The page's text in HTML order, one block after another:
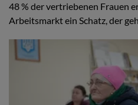
48 % der vertriebenen Frauen
Arbeitsmarkt ein Schatz, der